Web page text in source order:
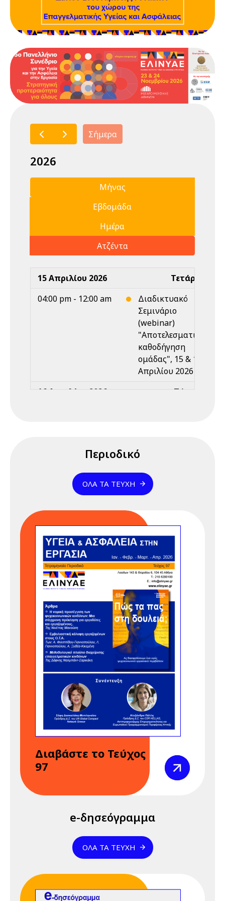
Σήμερα
2026
Μήνας
Εβδομάδα
Ημέρα
Ατζέντα
15 Απριλίου 2026
Τετάρτη
04:00 pm - 12:00 am
Διαδικτυακό
Σεμινάριο
(webinar)
"Αποτελεσματική
καθοδήγηση
ομάδας", 15 & 17
Απριλίου 2026
16 Απριλίου 2026
Πέμπτη
"Αποτελεσματική
καθοδήγηση
ομάδας", 15 & 17
Απριλίου 2026
12:00 am - 07:00 pm
Διαδικτυακό
Σεμινάριο
"Αποτελεσματική
καθοδήγηση
ομάδας", 15 & 17
Απριλίου 2026
23 Απριλίου 2026
05:00 pm - 12:00 am
Διαδικτυακό
(webinar)
"Κανονισμός
REACH" 23 & 24
Απριλίου 2026
24 Απριλίου 2026
Παρασκευή
Σεμινάριο
(webinar)
"Κανονισμός
REACH" 23 & 24
28 Απριλίου 2026
01:01 am - 12:00 pm
28 Απριλίου -
Παγκόσμια
Ασφάλεια και την
Υγεία στην
Περιοδικό
ΌΛΑ ΤΑ ΤΕΎΧΗ
Διαβάστε το Τεύχος
97
Προβολή
e-δησεόγραμμα
ΌΛΑ ΤΑ ΤΕΎΧΗ